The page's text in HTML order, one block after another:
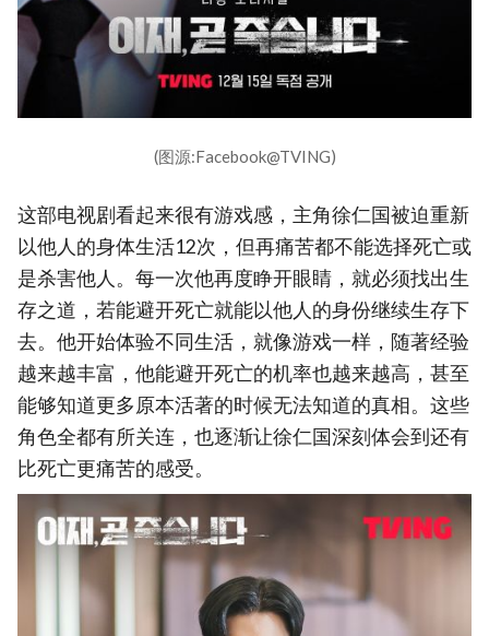
(图源:Facebook@TVING)
这部电视剧看起来很有游戏感，主角徐仁国被迫重新
以他人的身体生活12次，但再痛苦都不能选择死亡或
是杀害他人。每一次他再度睁开眼睛，就必须找出生
存之道，若能避开死亡就能以他人的身份继续生存下
去。他开始体验不同生活，就像游戏一样，随著经验
越来越丰富，他能避开死亡的机率也越来越高，甚至
能够知道更多原本活著的时候无法知道的真相。这些
角色全都有所关连，也逐渐让徐仁国深刻体会到还有
比死亡更痛苦的感受。